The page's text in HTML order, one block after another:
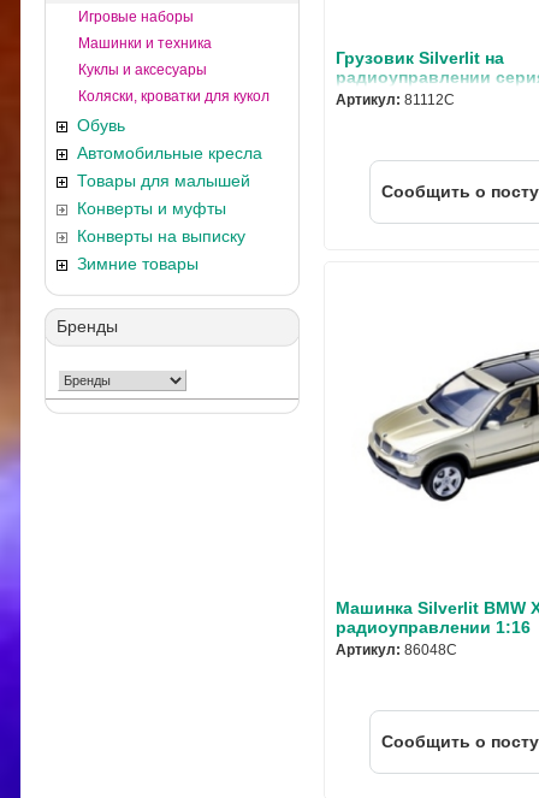
Игровые наборы
Машинки и техника
Куклы и аксесуары
Коляски, кроватки для кукол
Обувь
Автомобильные кресла
Товары для малышей
Конверты и муфты
Конверты на выписку
Зимние товары
Бренды
Грузовик Silverlit на
радиоуправлении
fun"
Артикул: 81112C
Cообщить о
Машинка Silverlit BMW
радиоуправлении 1:16
Артикул: 86048C
Cообщить о